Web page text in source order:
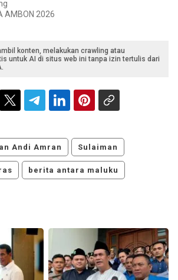
AMBON 2026
konten, melakukan crawling atau
untuk AI di situs web ini tanpa izin tertulis dari
Andi Amran Sulaiman
berita antara maluku